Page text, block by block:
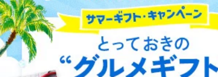
総合案内
アフィリエイト 採用情報
プレスリリース お問い合わせ